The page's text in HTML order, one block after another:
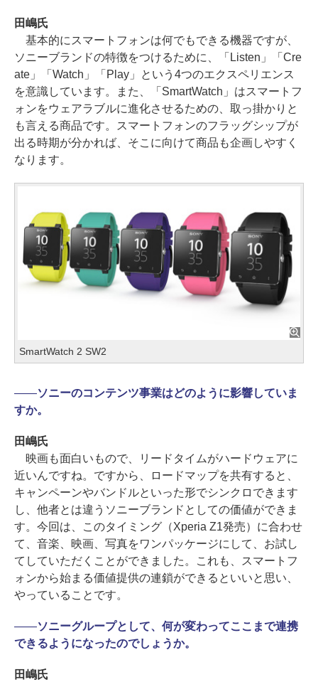
田嶋氏
基本的にスマートフォンは何でもできる機器ですが、
ソニーブランドの特徴をつけるために、「Listen」「Cre
ate」「Watch」「Play」という4つのエクスペリエンス
を意識しています。また、「SmartWatch」はスマートフ
ォンをウェアラブルに進化させるための、取っ掛かりと
も言える商品です。スマートフォンのフラッグシップが
出る時期が分かれば、そこに向けて商品も企画しやすく
なります。
SmartWatch 2 SW2
――ソニーのコンテンツ事業はどのように影響していま
すか。
田嶋氏
映画も面白いもので、リードタイムがハードウェアに
近いんですね。ですから、ロードマップを共有すると、
キャンペーンやバンドルといった形でシンクロできます
し、他者とは違うソニーブランドとしての価値ができま
す。今回は、このタイミング（Xperia Z1発売）に合わせ
て、音楽、映画、写真をワンパッケージにして、お試し
てしていただくことができました。これも、スマートフ
ォンから始まる価値提供の連鎖ができるといいと思い、
やっていることです。
――ソニーグループとして、何が変わってここまで連携
できるようになったのでしょうか。
田嶋氏